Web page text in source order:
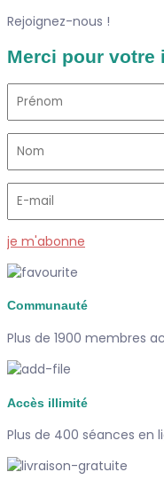
Rejoignez-nous !
Merci pour votre
je m'abonne
Communauté
Plus de 1900 membres
Accès illimité
Plus de 400 séances en